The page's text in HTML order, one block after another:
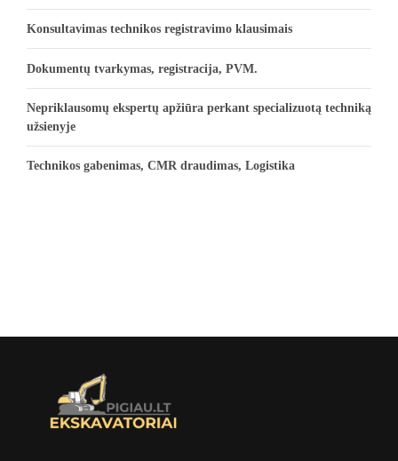
Konsultavimas technikos registravimo klausimais
Dokumentų tvarkymas, registracija, PVM.
Nepriklausomų ekspertų apžiūra perkant specializuotą techniką
užsienyje
Technikos gabenimas, CMR draudimas, Logistika